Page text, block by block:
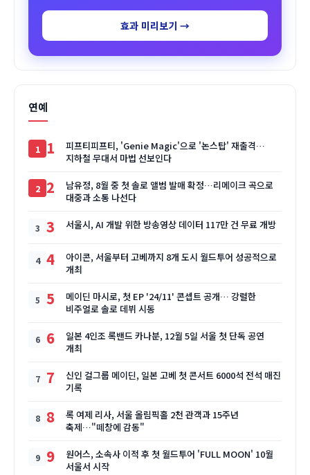
효과 미리보기 →
연예
1
피프티피프티, 'Genie Magic'으로 '논스탑' 재출격…
지하철 무대서 마법 선보인다
2
남유정, 8월 중 첫 솔로 앨범 발매 확정…리메이크 곡으로
대중과 소통 나선다
3 서울시, AI 개발 위한 방송영상 데이터 117만 건 무료 개방
4
아이콘, 서울부터 고베까지 8개 도시 월드투어 성공적으로
개최
5
메이딘 마시로, 첫 EP '24/11' 콘셉트 공개… 강렬한
비주얼로 솔로 데뷔 시동
6
일본 4인조 록밴드 카나분, 12월 5일 서울 첫 단독 공연
개최
7
신인 걸그룹 메이딘, 일본 고베 첫 콘서트 6000석 전석 매진
기록
8
록 여제 리사, 서울 올림픽홀 2천 관객과 15주년
축제…"떼창에 감동"
9
원어스, 소속사 이적 후 첫 월드투어 'FULL MOON' 10월
서울서 시작